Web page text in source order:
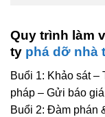
Quy trình làm
ty phá dỡ nhà
Buổi 1: Khảo sát
pháp – Gửi báo
Buổi 2: Đàm phán